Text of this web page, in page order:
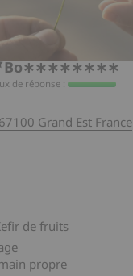
Bo∗∗∗∗∗∗∗∗
de réponse :
Grand Est France
de fruits
propre